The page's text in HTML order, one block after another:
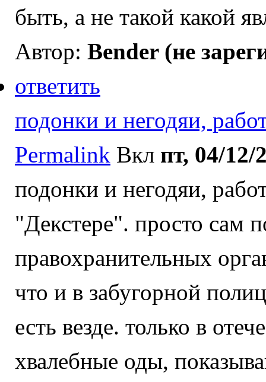
быть, а не такой какой
Автор: Bender (не
ответить
подонки и негодяи,
Permalink Вкл пт, 04/12/
подонки и негодяи,
"Декстере". просто сам
правохранительных
что и в забугорной
есть везде. только в
хвалебные оды,